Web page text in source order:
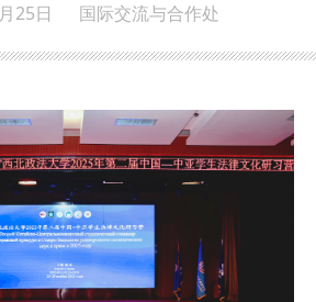
25日 国际交流与合作处